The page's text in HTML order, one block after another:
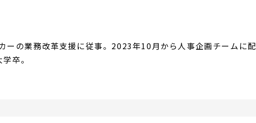
ーの業務改革支援に従事。2023年10月から人事企画チームに配
卒。